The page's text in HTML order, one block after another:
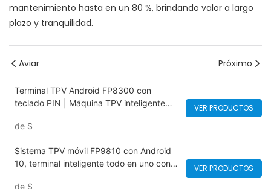
mantenimiento hasta en un 80 %, brindando valor a largo
plazo y tranquilidad.
Aviar Próximo
Terminal TPV Android FP8300 con
teclado PIN | Máquina TPV inteligente
escáner de código de barras
de $
VER PRODUCTOS
Sistema TPV móvil FP9810 con Android
10, terminal inteligente todo en uno con
de $
VER PRODUCTOS